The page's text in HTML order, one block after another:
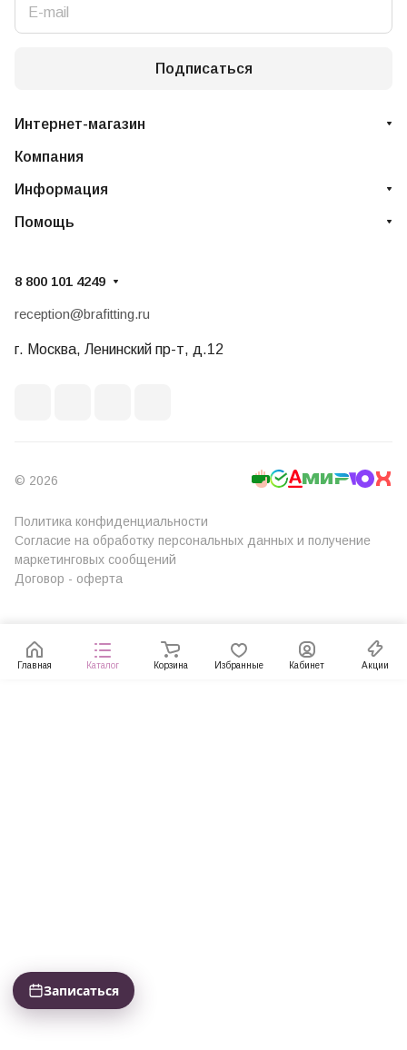
Главная Каталог Корзина Избранные Кабинет Акции
Подписаться
Интернет-магазин
Компания
Информация
Помощь
8 800 101 4249
reception@brafitting.ru
г. Москва, Ленинский пр-т, д.12
© 2026
Политика конфиденциальности
Согласие на обработку персональных данных и получение
маркетинговых сообщений
Договор - оферта
Записаться